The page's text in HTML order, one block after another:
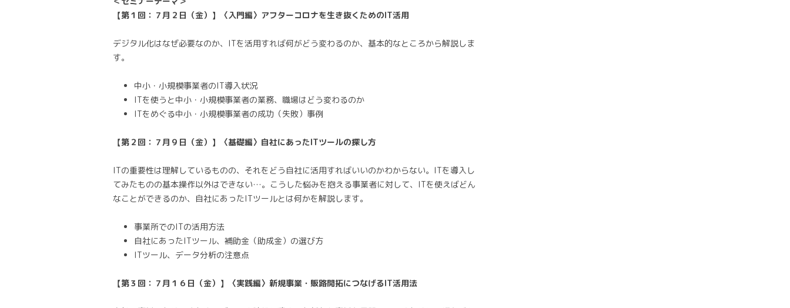
【第１回：７月２日（金）】〈入門編〉アフターコロナを生き抜くためのIT活用
デジタル化はなぜ必要なのか、ITを活用すれば何がどう変わるのか、基本的なところから解説しま
す。
中小・小規模事業者のIT導入状況
ITを使うと中小・小規模事業者の業務、職場はどう変わるのか
ITをめぐる中小・小規模事業者の成功（失敗）事例
【第２回：７月９日（金）】〈基礎編〉自社にあったITツールの探し方
ITの重要性は理解しているものの、それをどう自社に活用すればいいのかわからない。ITを導入し
てみたものの基本操作以外はできない…。こうした悩みを抱える事業者に対して、ITを使えばどん
なことができるのか、自社にあったITツールとは何かを解説します。
事業所でのITの活用方法
自社にあったITツール、補助金（助成金）の選び方
ITツール、データ分析の注意点
【第３回：７月１６日（金）】〈実践編〉新規事業・販路開拓につなげるIT活用法